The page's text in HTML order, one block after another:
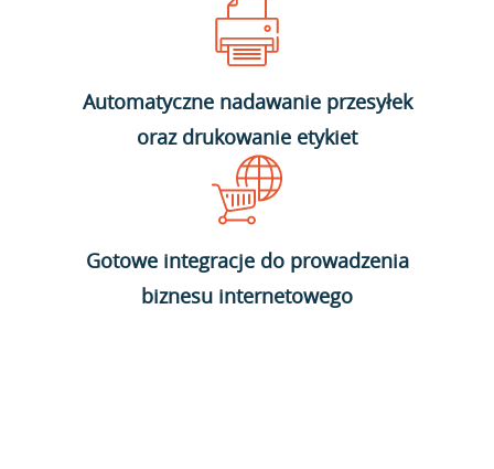
Automatyczne nadawanie przesyłek
oraz drukowanie etykiet
Gotowe integracje do prowadzenia
biznesu internetowego